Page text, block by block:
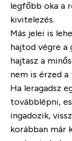
legfőbb oka a
kivitelezés.
Más jelei is
hajtod végre a
hajtasz a
nem is érzed
Ha leragadsz
továbblépni,
ingadozik,
korábban már